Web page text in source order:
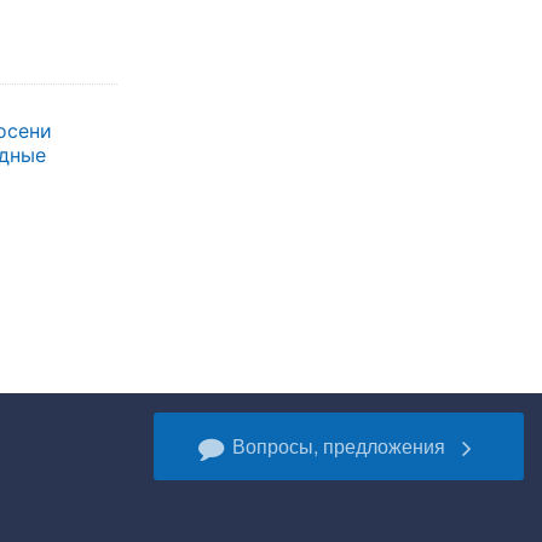
Вопросы, предложения